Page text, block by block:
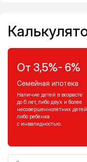
От 3,5%- 6%
Семейная ипотека
Наличие детей в возрасте
до 6 лет, либо двух и более
несовершеннолетних детей,
либо ребенка
с инвалидностью.